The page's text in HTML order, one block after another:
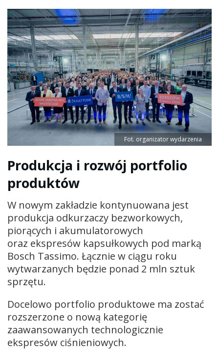
Fot. organizator wydarzenia
Produkcja i rozwój portfolio
produktów
W nowym zakładzie kontynuowana jest
produkcja odkurzaczy bezworkowych,
piorących i akumulatorowych
oraz ekspresów kapsułkowych pod marką
Bosch Tassimo. Łącznie w ciągu roku
wytwarzanych będzie ponad 2 mln sztuk
sprzętu.
Docelowo portfolio produktowe ma zostać
rozszerzone o nową kategorię
zaawansowanych technologicznie
ekspresów ciśnieniowych.